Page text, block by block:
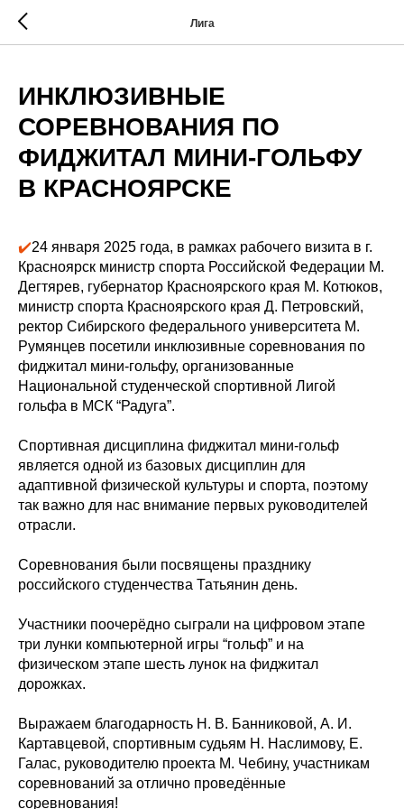
Лига
ИНКЛЮЗИВНЫЕ
СОРЕВНОВАНИЯ ПО
ФИДЖИТАЛ МИНИ-ГОЛЬФУ
В КРАСНОЯРСКЕ
✔️24 января 2025 года, в рамках рабочего визита в г.
Красноярск министр спорта Российской Федерации М.
Дегтярев, губернатор Красноярского края М. Котюков,
министр спорта Красноярского края Д. Петровский,
ректор Сибирского федерального университета М.
Румянцев посетили инклюзивные соревнования по
фиджитал мини-гольфу, организованные
Национальной студенческой спортивной Лигой
гольфа в МСК “Радуга”.
Спортивная дисциплина фиджитал мини-гольф
является одной из базовых дисциплин для
адаптивной физической культуры и спорта, поэтому
так важно для нас внимание первых руководителей
отрасли.
Соревнования были посвящены празднику
российского студенчества Татьянин день.
Участники поочерёдно сыграли на цифровом этапе
три лунки компьютерной игры “гольф” и на
физическом этапе шесть лунок на фиджитал
дорожках.
Выражаем благодарность Н. В. Банниковой, А. И.
Картавцевой, спортивным судьям Н. Наслимову, Е.
Галас, руководителю проекта М. Чебину, участникам
соревнований за отлично проведённые
соревнования!